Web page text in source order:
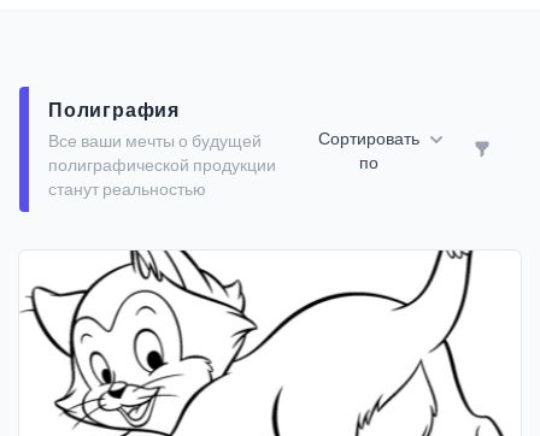
Полиграфия
Все ваши мечты о будущей
полиграфической продукции
станут реальностью
Сортировать
по